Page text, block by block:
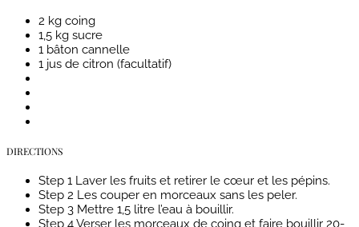
2 kg coing
1,5 kg sucre
1 bâton cannelle
1 jus de citron (facultatif)
DIRECTIONS
Step 1 Laver les fruits et retirer le cœur et les pépins.
Step 2 Les couper en morceaux sans les peler.
Step 3 Mettre 1,5 litre l’eau à bouillir.
Step 4Verser les morceaux de coing et faire bouillir 20-